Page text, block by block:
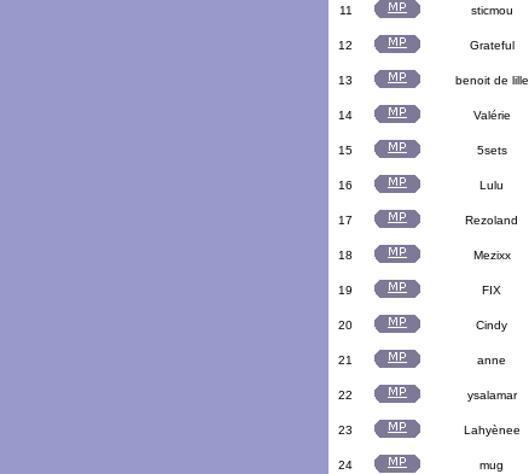
11 sticmou
12 Grateful
13 benoit de lille
14 Valérie
15 5sets
16 Lulu
17 Rezoland
18 Mezixx
19 FIX
20 Cindy
21 anne
22 ysalamar
23 Lahyènee
24 mug